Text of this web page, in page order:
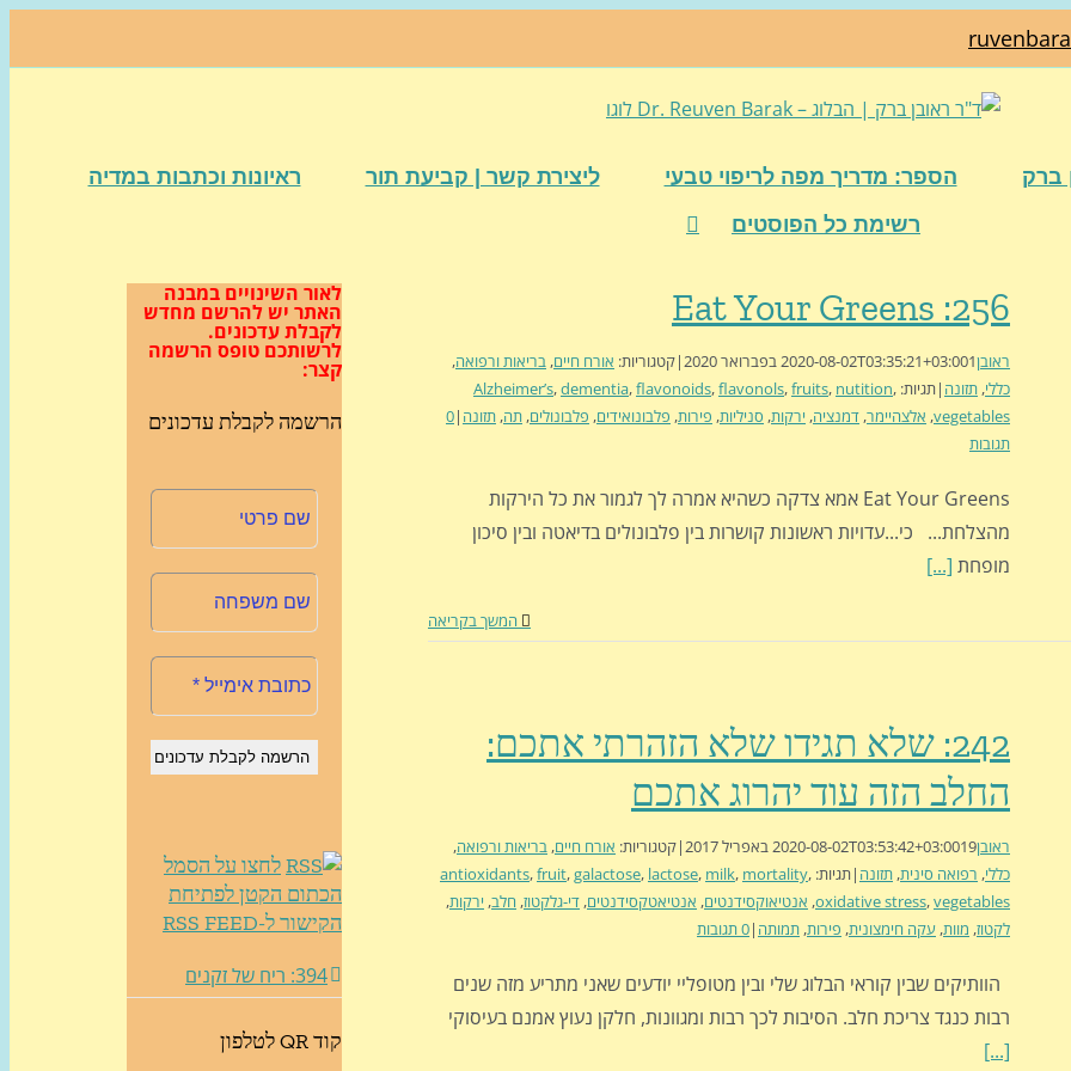
ברק הספר: מדריך מפה לריפוי טבעי ליצירת קשר | קביעת תור
ראיונות וכתבות במדיה
רשימת כל הפוסטים
256: Eat Your Greens
ראובן 2020-08-02T03:35:21+03:001 בפברואר 2020 |קטגוריות: אורח חיים, בריאות ורפואה,
כללי, תזונה |תגיות: Alzheimer’s,dementia,flavonoids,flavonols,fruits, nutition,
vegetables
, אלצהיימר, דמנציה, ירקות, סניליות, פירות, פלבונואידים, פלבונולים, תה, תזונה |
0
תגובות
Eat Your Greens אמא צדקה כשהיא אמרה לך לגמור את כל הירקות
מהצלחת... כי...עדויות ראשונות קושרות בין פלבונולים בדיאטה ובין סיכון
מופחת [...]
המשך בקריאה
242: שלא תגידו שלא הזהרתי אתכם:
החלב הזה עוד יהרוג אתכם
ראובן 2020-08-02T03:53:42+03:0019 באפריל 2017 |קטגוריות: אורח חיים, בריאות ורפואה,
כללי, רפואה סינית, תזונה |תגיות: antioxidants,fruit,galactose, lactose, milk, mortality,
oxidative stress,vegetables
, אנטיאוקסידנטים, אנטיאטקסידנטים, די-גלקטוז, חלב, ירקות,
לקטוז, מוות, עקה חימצונית, פירות, תמותה |0 תגובות
הוותיקים שבין קוראי הבלוג שלי ובין מטופליי יודעים שאני מתריע מזה שנים
רבות כנגד צריכת חלב. הסיבות לכך רבות ומגוונות, חלקן נעוץ אמנם בעיסוקי
[...]
לאור השינויים במבנה
האתר יש להרשם מחדש
לקבלת עדכונים.
לרשותכם טופס הרשמה
קצר:
הרשמה לקבלת עדכונים
לחצו על הסמל
הכתום הקטן לפתיחת
הקישור ל-RSS FEED
394: ריח של זקנים
קוד QR לטלפון